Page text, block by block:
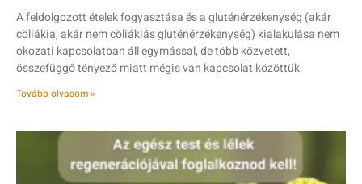
A feldolgozott ételek fogyasztása és a gluténérzékenység (akár
cöliákia, akár nem cöliákiás gluténérzékenység) kialakulása nem
okozati kapcsolatban áll egymással, de több közvetett,
összefüggő tényező miatt mégis van kapcsolat közöttük.
Tovább olvasom »